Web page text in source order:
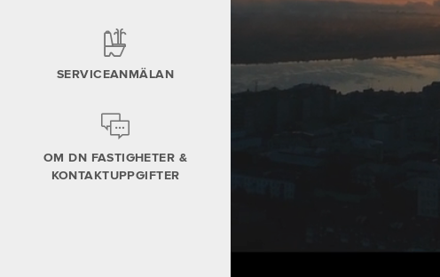
SERVICEANMÄLAN
OM DN FASTIGHETER &
KONTAKTUPPGIFTER